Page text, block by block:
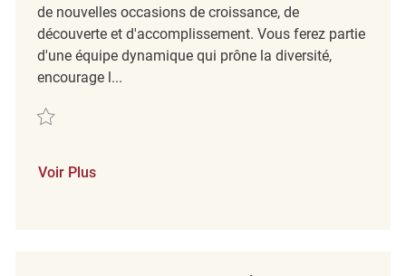
de nouvelles occasions de croissance, de
découverte et d'accomplissement. Vous ferez partie
d'une équipe dynamique qui prône la diversité,
encourage l...
Sauvegarder Retail Merchandising Associate REQ135270
Voir Plus